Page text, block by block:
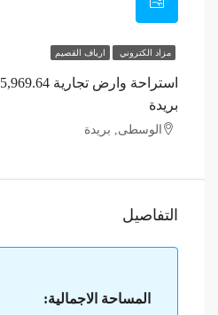
مزاد الكتروني ارياف القصيم
بريدة
الوسطى, بريدة
التفاصيل
المساحة الاجمالية: